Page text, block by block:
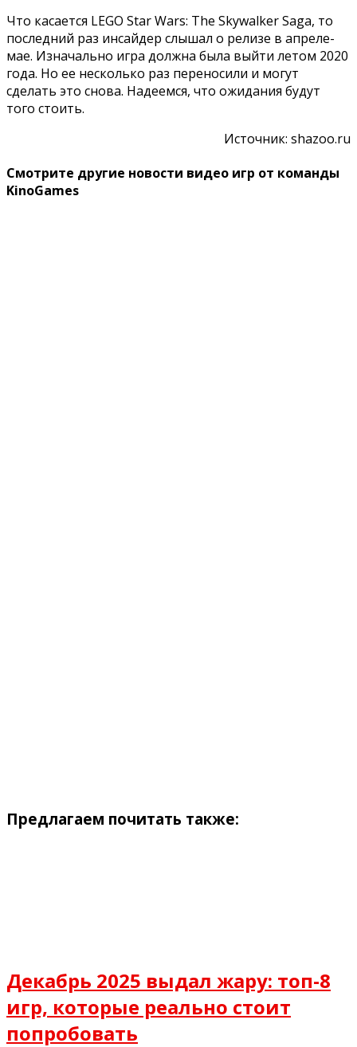
Что касается LEGO Star Wars: The Skywalker Saga, то
последний раз инсайдер слышал о релизе в апреле-
мае. Изначально игра должна была выйти летом 2020
года. Но ее несколько раз переносили и могут
сделать это снова. Надеемся, что ожидания будут
того стоить.
Источник: shazoo.ru
Смотрите другие новости видео игр от команды
KinoGames
Предлагаем почитать также:
Декабрь 2025 выдал жару: топ-8
игр, которые реально стоит
попробовать